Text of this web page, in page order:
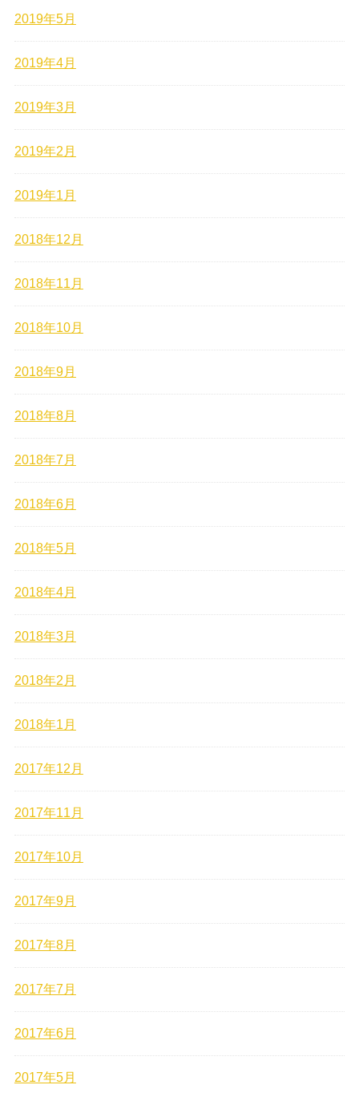
2019年5月
2019年4月
2019年3月
2019年2月
2019年1月
2018年12月
2018年11月
2018年10月
2018年9月
2018年8月
2018年7月
2018年6月
2018年5月
2018年4月
2018年3月
2018年2月
2018年1月
2017年12月
2017年11月
2017年10月
2017年9月
2017年8月
2017年7月
2017年6月
2017年5月